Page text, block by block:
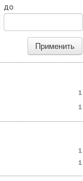
до
Применить
1
1
1
1